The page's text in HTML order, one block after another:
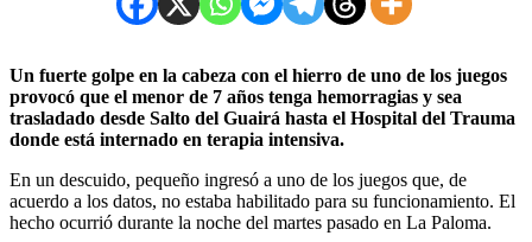
Un fuerte golpe en la cabeza con el hierro de uno de los juegos
provocó que el menor de 7 años tenga hemorragias y sea
trasladado desde Salto del Guairá hasta el Hospital del Trauma
donde está internado en terapia intensiva.
En un descuido, pequeño ingresó a uno de los juegos que, de
acuerdo a los datos, no estaba habilitado para su funcionamiento. El
hecho ocurrió durante la noche del martes pasado en La Paloma.